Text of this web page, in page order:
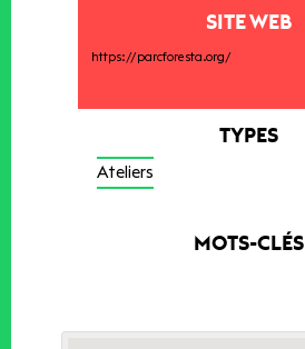
SITE WEB
https://parcforesta.org/
TYPES
Ateliers
MOTS-CLÉS